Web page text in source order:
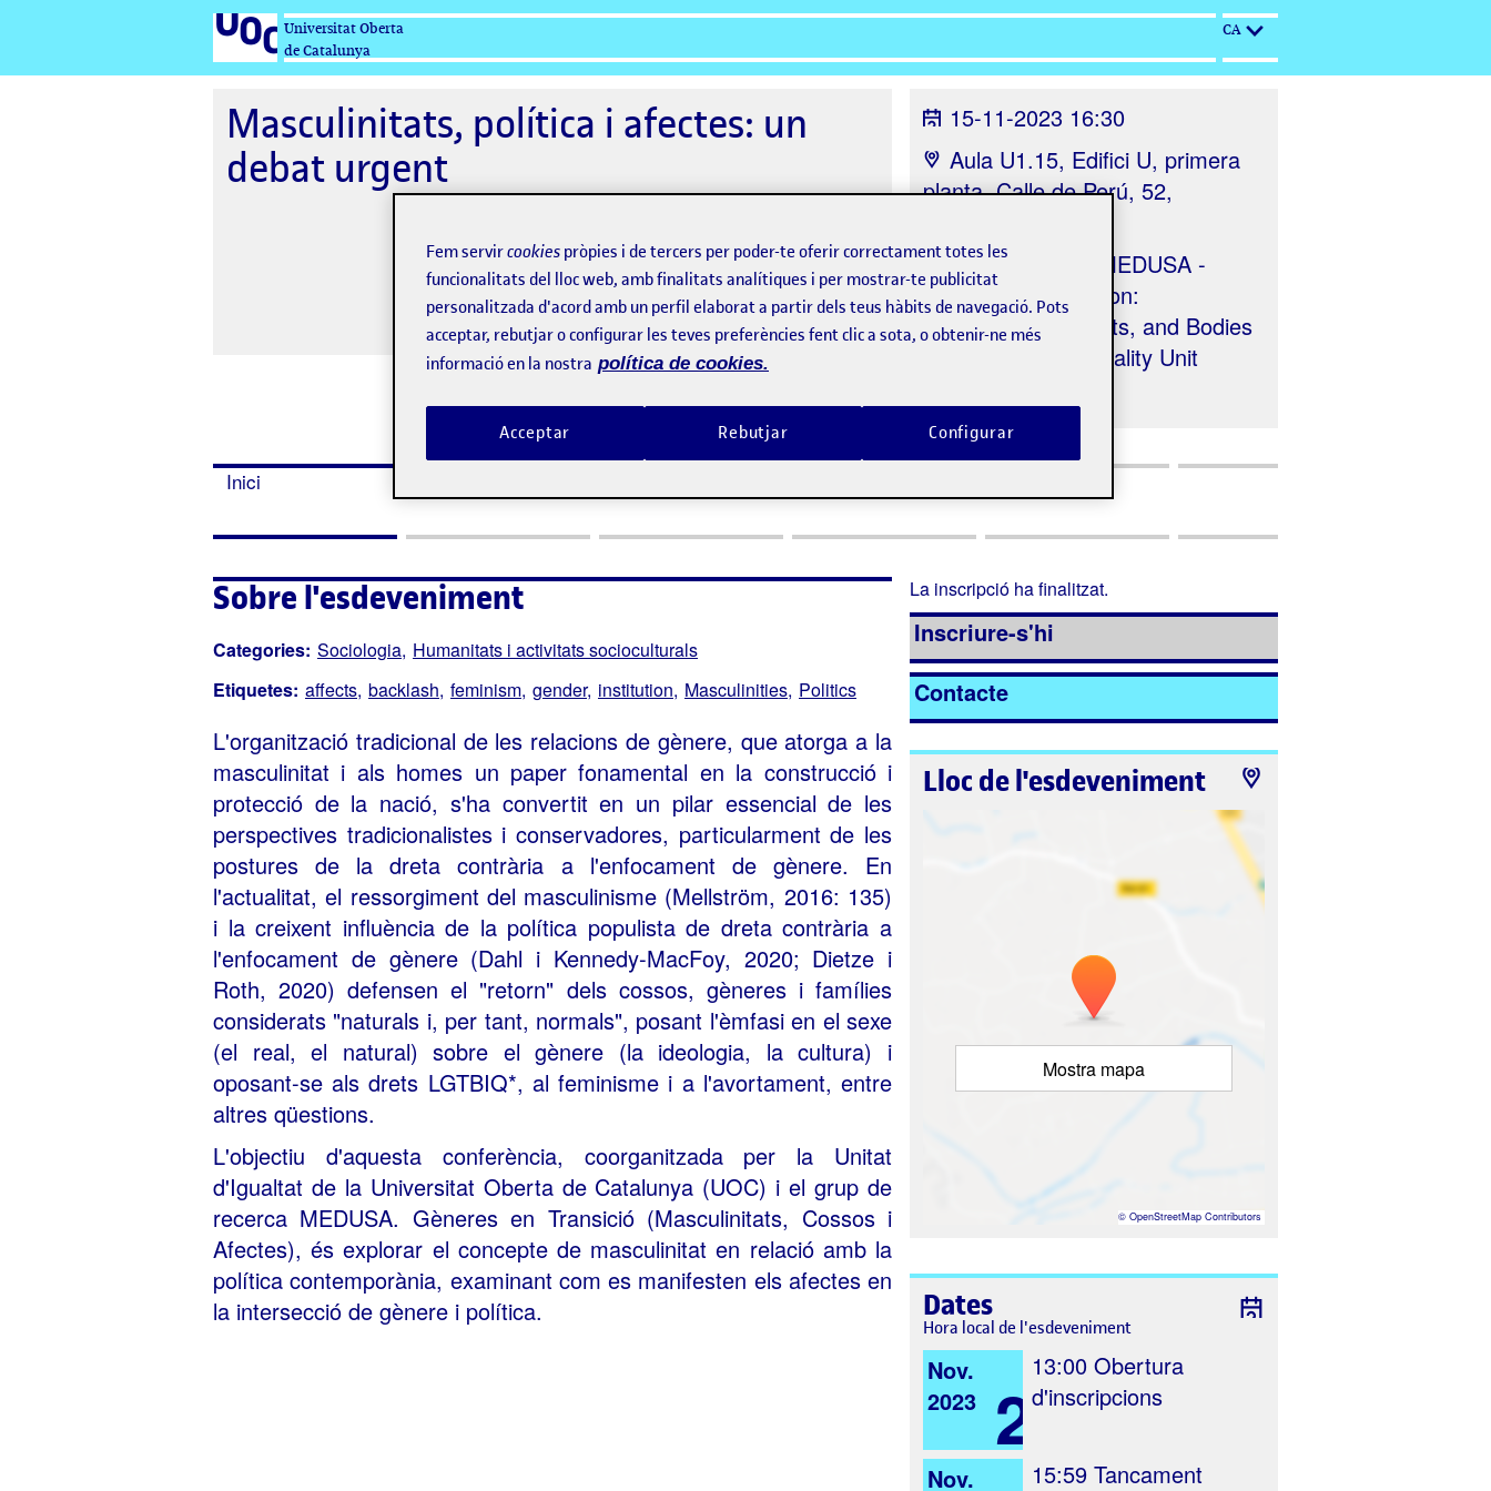
Universitat Oberta
de Catalunya
CA
Masculinitats, política i afectes: un
debat urgent
15-11-2023 16:30
Aula U1.15, Edifici U, primera
planta, Calle de Perú, 52,
Organitzat per
MEDUSA -
Genders in Transition:
Masculinities, Affects, and Bodies
and the UOC's Equality Unit
Inici
Sobre l'esdeveniment
Categories: Sociologia Humanitats i activitats socioculturals
Etiquetes: affects backlash feminism gender institution Masculinities Politics
L'organització tradicional de les relacions de gènere, que atorga a la
masculinitat i als homes un paper fonamental en la construcció i
protecció de la nació, s'ha convertit en un pilar essencial de les
perspectives tradicionalistes i conservadores, particularment de les
postures de la dreta contrària a l'enfocament de gènere. En
l'actualitat, el ressorgiment del masculinisme (Mellström, 2016: 135)
i la creixent influència de la política populista de dreta contrària a
l'enfocament de gènere (Dahl i Kennedy-MacFoy, 2020; Dietze i
Roth, 2020) defensen el "retorn" dels cossos, gèneres i famílies
considerats "naturals i, per tant, normals", posant l'èmfasi en el sexe
(el real, el natural) sobre el gènere (la ideologia, la cultura) i
oposant-se als drets LGTBIQ*, al feminisme i a l'avortament, entre
altres qüestions.
L'objectiu d'aquesta conferència, coorganitzada per la Unitat
d'Igualtat de la Universitat Oberta de Catalunya (UOC) i el grup de
recerca MEDUSA. Gèneres en Transició (Masculinitats, Cossos i
Afectes), és explorar el concepte de masculinitat en relació amb la
política contemporània, examinant com es manifesten els afectes en
la intersecció de gènere i política.
La inscripció ha finalitzat.
Inscriure-s'hi
Contacte
Lloc de l'esdeveniment
Mostra mapa
© OpenStreetMap Contributors
Dates
Hora local de l'esdeveniment
Nov.
2023
2
13:00 Obertura
d'inscripcions
Nov. 15:59 Tancament
Fem servircookies pròpies i de tercers per poder-te oferir correctament totes les
funcionalitats del lloc web, amb finalitats analítiques i per mostrar-te publicitat
personalitzada d'acord amb un perfil elaborat a partir dels teus hàbits de navegació. Pots
acceptar, rebutjar o configurar les teves preferències fent clic a sota, o obtenir-ne més
informació en la nostra política de cookies.
Rebutjar
Acceptar Configurar